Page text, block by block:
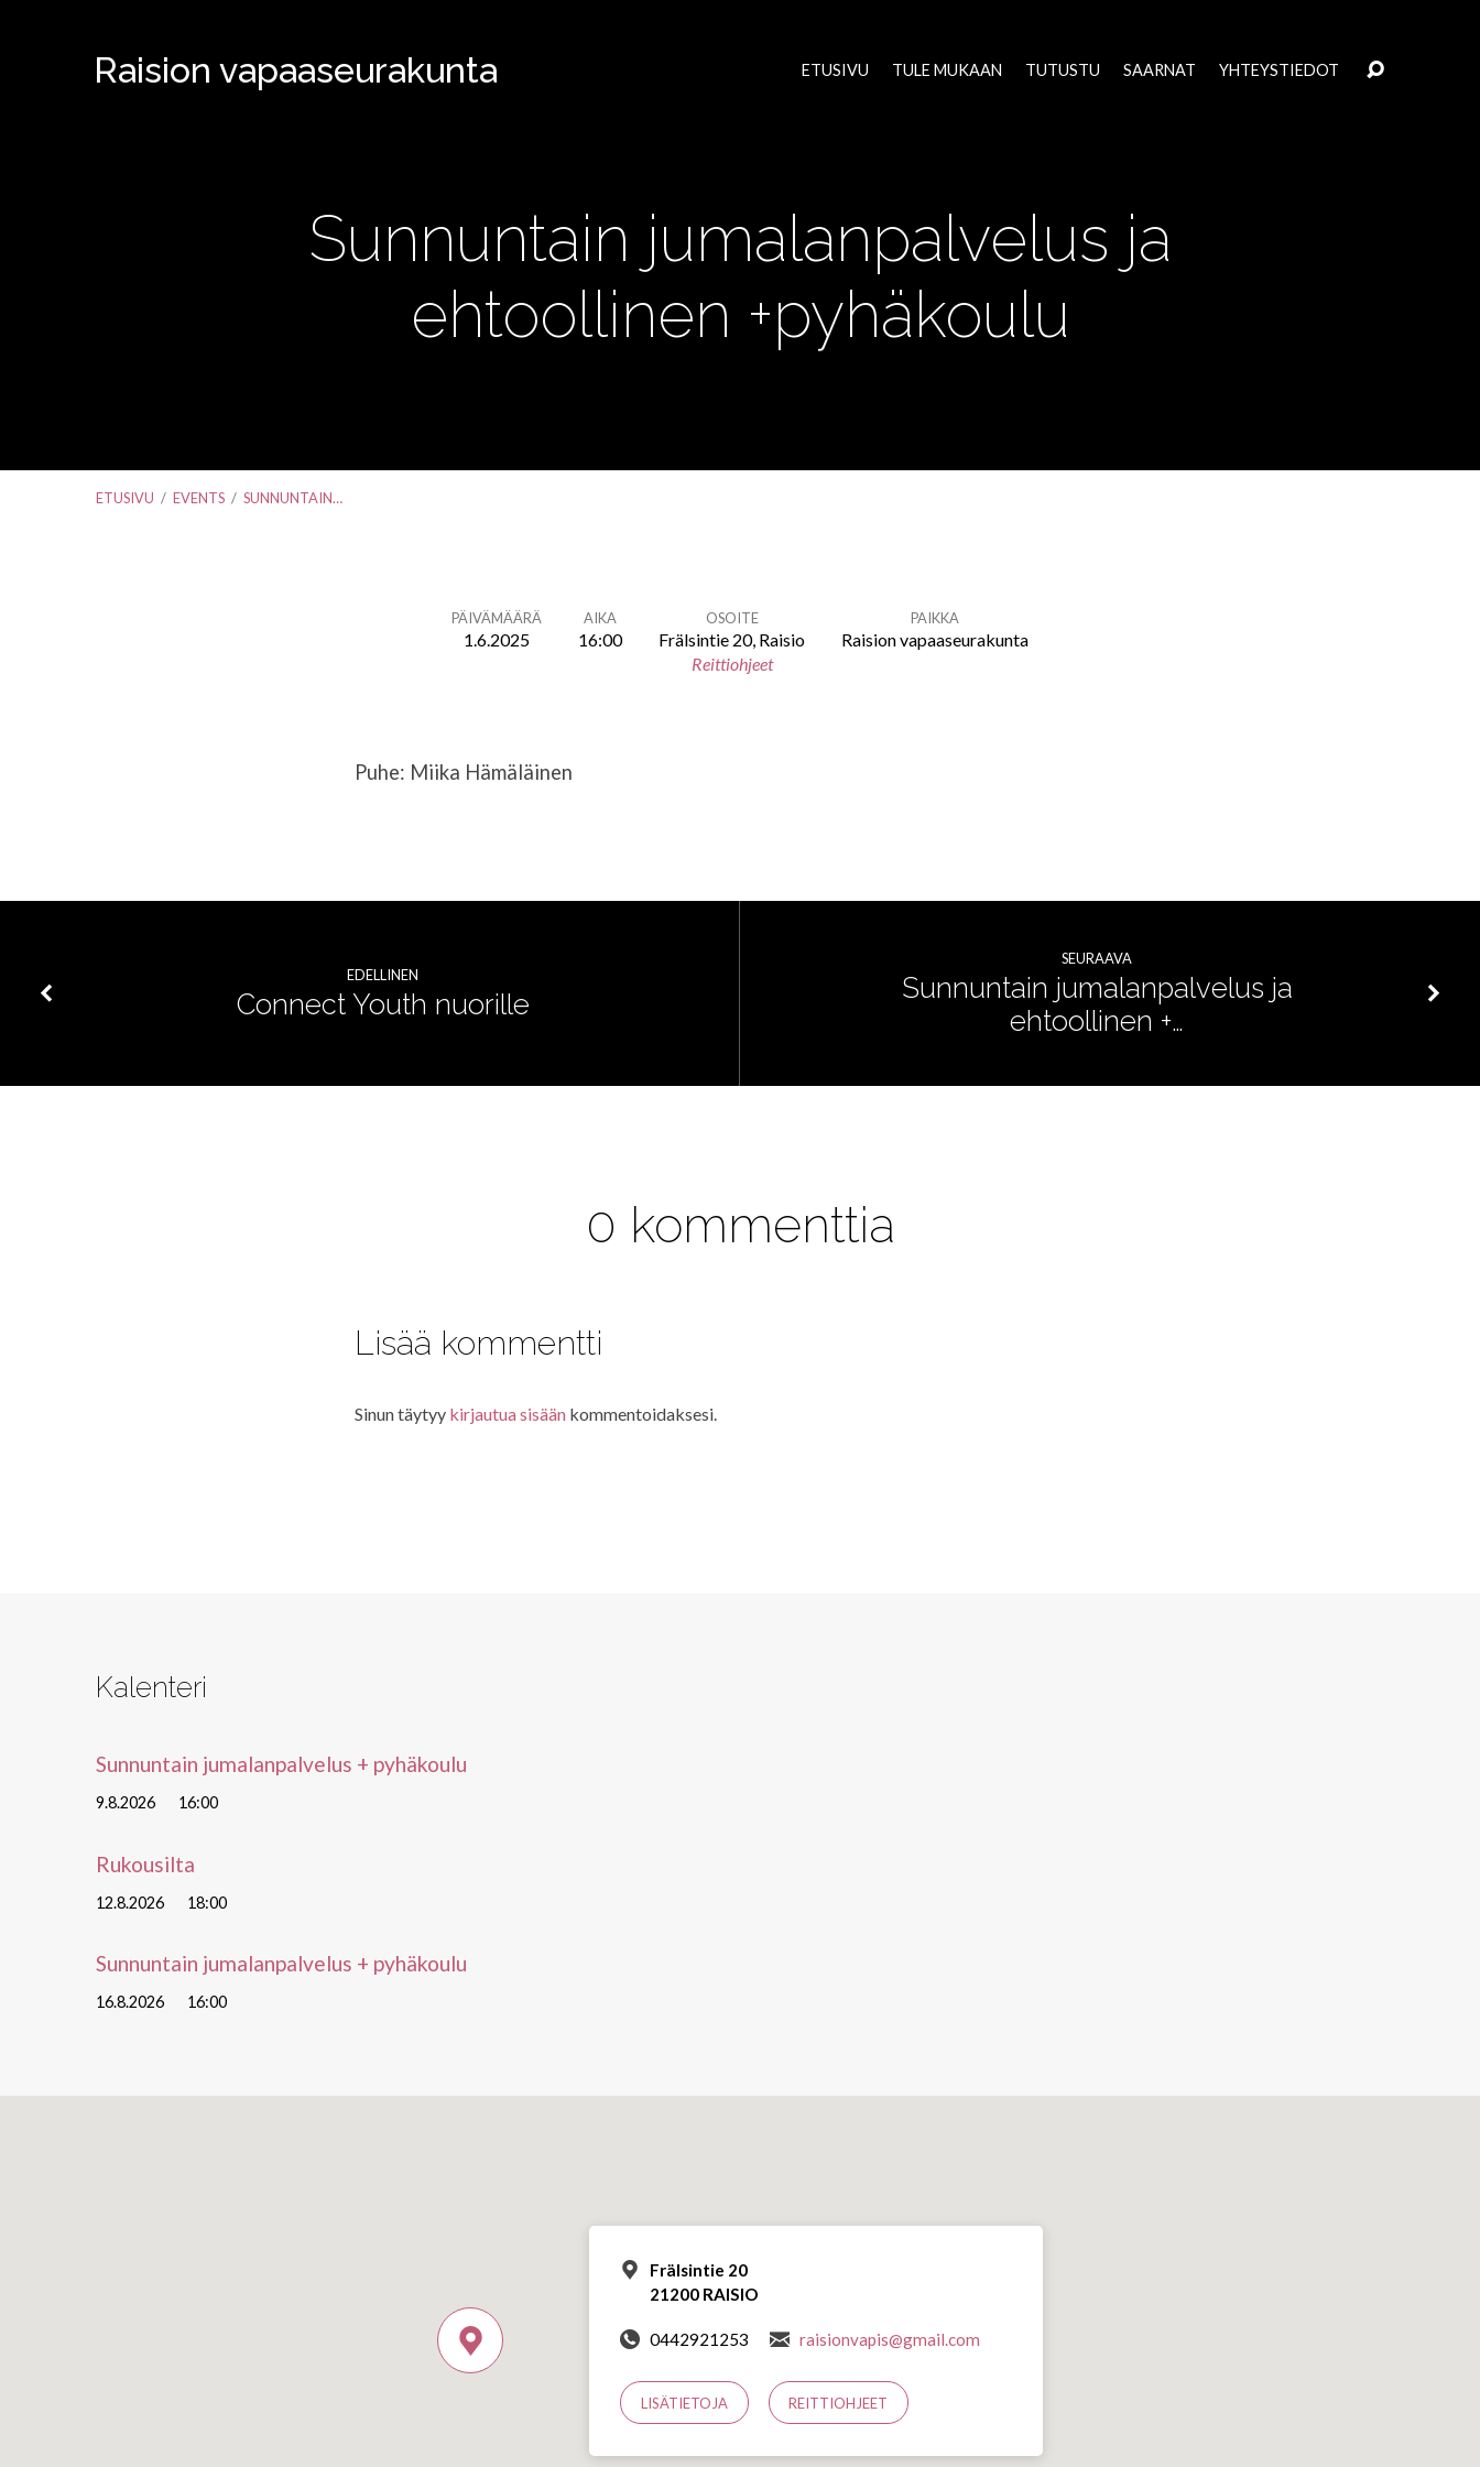
Raision vapaaseurakunta ETUSIVU TULE MUKAAN TUTUSTU SAARNAT YHTEYSTIEDOT
Sunnuntain jumalanpalvelus ja
ehtoollinen +pyhäkoulu
ETUSIVU / EVENTS / SUNNUNTAIN…
+pyhäkoulu
PÄIVÄMÄÄRÄ
1.6.2025
AIKA
16:00
OSOITE
Frälsintie 20, Raisio
Reittiohjeet
PAIKKA
Raision vapaaseurakunta
Puhe: Miika Hämäläinen
EDELLINEN
Connect Youth nuorille
SEURAAVA
Sunnuntain jumalanpalvelus ja
ehtoollinen +…
0 kommenttia
Lisää kommentti
Sinun täytyy kirjautua sisään kommentoidaksesi.
Kalenteri
Sunnuntain jumalanpalvelus + pyhäkoulu
9.8.2026 16:00
Rukousilta
12.8.2026 18:00
Sunnuntain jumalanpalvelus + pyhäkoulu
16.8.2026 16:00
Frälsintie 20
21200 RAISIO
0442921253 raisionvapis@gmail.com
LISÄTIETOJA REITTIOHJEET